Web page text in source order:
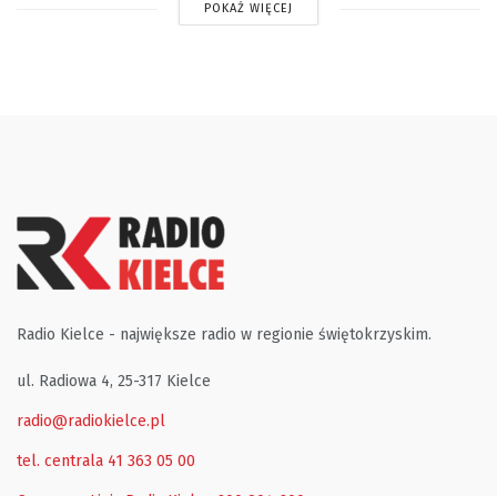
POKAŻ WIĘCEJ
Radio Kielce - największe radio w regionie świętokrzyskim.
ul. Radiowa 4, 25-317 Kielce
radio@radiokielce.pl
tel. centrala 41 363 05 00